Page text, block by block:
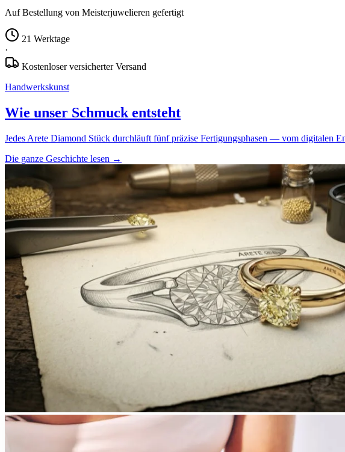
Auf Bestellung von Meisterjuwelieren gefertigt
21 Werktage
·
Kostenloser versicherter Versand
Handwerkskunst
Wie unser Schmuck entsteht
Jedes Arete Diamond Stück durchläuft fünf präzise Fertigungsphasen — vom digitalen
Die ganze Geschichte lesen →